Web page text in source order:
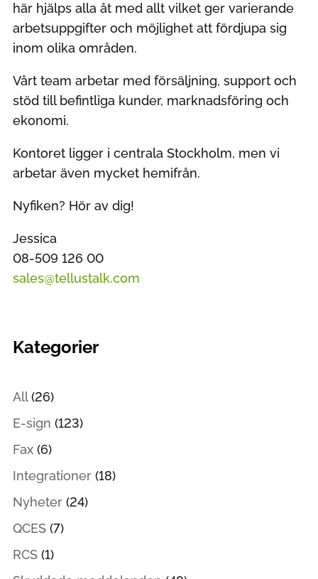
här hjälps alla åt med allt vilket ger varierande
arbetsuppgifter och möjlighet att fördjupa sig
inom olika områden.
Vårt team arbetar med försäljning, support och
stöd till befintliga kunder, marknadsföring och
ekonomi.
Kontoret ligger i centrala Stockholm, men vi
arbetar även mycket hemifrån.
Nyfiken? Hör av dig!
Jessica
08-509 126 00
sales@tellustalk.com
Kategorier
All(26)
E-sign (123)
Fax(6)
Integrationer(18)
Nyheter(24)
QCES(7)
RCS(1)